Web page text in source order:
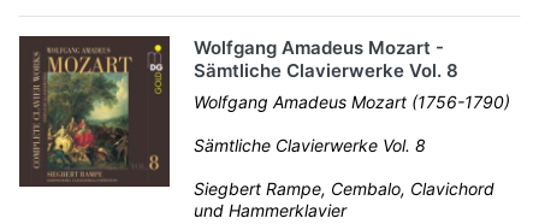
Wolfgang Amadeus Mozart -
Sämtliche Clavierwerke Vol. 8
Wolfgang Amadeus Mozart (1756-1790)
Sämtliche Clavierwerke Vol. 8
Siegbert Rampe, Cembalo, Clavichord
und Hammerklavier